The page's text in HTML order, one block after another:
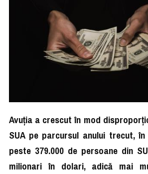
Avuţia a crescut în mod
SUA pe parcursul anului trecut,
peste 379.000 de persoane din
milionari în dolari, adică mai